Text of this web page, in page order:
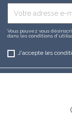
Vous pouvez vous
dans les conditions
J'accepte les